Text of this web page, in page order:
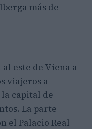
más de
este de Viena a
viajeros a
capital de
La parte
el Palacio Real